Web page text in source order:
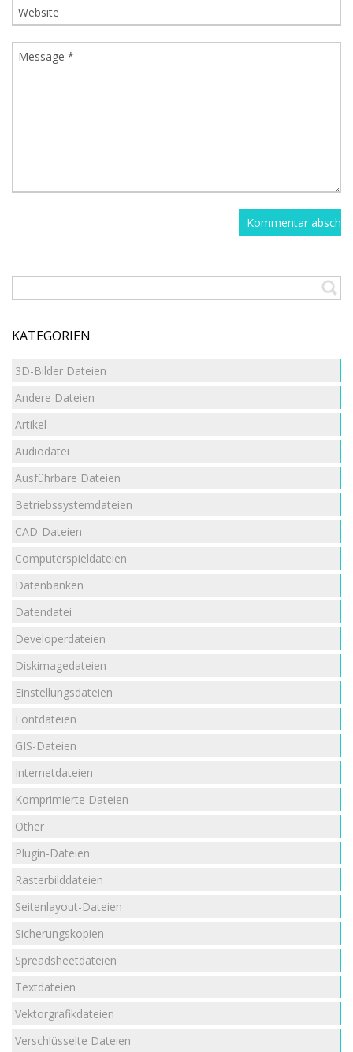
KATEGORIEN
3D-Bilder Dateien
Andere Dateien
Artikel
Audiodatei
Ausführbare Dateien
Betriebssystemdateien
CAD-Dateien
Computerspieldateien
Datenbanken
Datendatei
Developerdateien
Diskimagedateien
Einstellungsdateien
Fontdateien
GIS-Dateien
Internetdateien
Komprimierte Dateien
Other
Plugin-Dateien
Rasterbilddateien
Seitenlayout-Dateien
Sicherungskopien
Spreadsheetdateien
Textdateien
Vektorgrafikdateien
Verschlüsselte Dateien